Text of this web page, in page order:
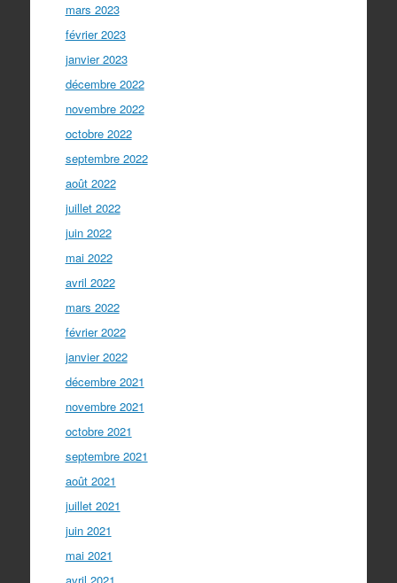
mars 2023
février 2023
janvier 2023
décembre 2022
novembre 2022
octobre 2022
septembre 2022
août 2022
juillet 2022
juin 2022
mai 2022
avril 2022
mars 2022
février 2022
janvier 2022
décembre 2021
novembre 2021
octobre 2021
septembre 2021
août 2021
juillet 2021
juin 2021
mai 2021